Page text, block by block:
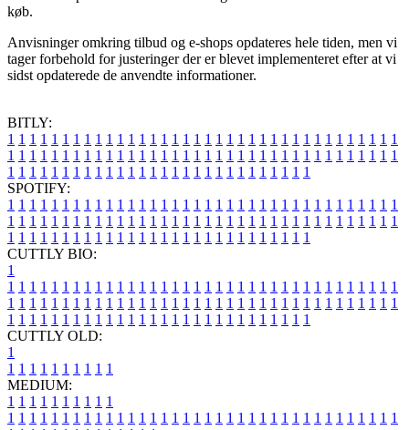
køb.
Anvisninger omkring tilbud og e-shops opdateres hele tiden, men vi
tager forbehold for justeringer der er blevet implementeret efter at vi
sidst opdaterede de anvendte informationer.
BITLY:
1 1 1 1 1 1 1 1 1 1 1 1 1 1 1 1 1 1 1 1 1 1 1 1 1 1 1 1 1 1 1 1 1 1 1 1
1 1 1 1 1 1 1 1 1 1 1 1 1 1 1 1 1 1 1 1 1 1 1 1 1 1 1 1 1 1 1 1 1 1 1 1
1 1 1 1 1 1 1 1 1 1 1 1 1 1 1 1 1 1 1 1 1 1 1 1 1 1 1 1
SPOTIFY:
1 1 1 1 1 1 1 1 1 1 1 1 1 1 1 1 1 1 1 1 1 1 1 1 1 1 1 1 1 1 1 1 1 1 1 1
1 1 1 1 1 1 1 1 1 1 1 1 1 1 1 1 1 1 1 1 1 1 1 1 1 1 1 1 1 1 1 1 1 1 1 1
1 1 1 1 1 1 1 1 1 1 1 1 1 1 1 1 1 1 1 1 1 1 1 1 1 1 1 1
CUTTLY BIO:
1
1 1 1 1 1 1 1 1 1 1 1 1 1 1 1 1 1 1 1 1 1 1 1 1 1 1 1 1 1 1 1 1 1 1 1 1
1 1 1 1 1 1 1 1 1 1 1 1 1 1 1 1 1 1 1 1 1 1 1 1 1 1 1 1 1 1 1 1 1 1 1 1
1 1 1 1 1 1 1 1 1 1 1 1 1 1 1 1 1 1 1 1 1 1 1 1 1 1 1 1
CUTTLY OLD:
1
1 1 1 1 1 1 1 1 1 1
MEDIUM:
1 1 1 1 1 1 1 1 1 1
1 1 1 1 1 1 1 1 1 1 1 1 1 1 1 1 1 1 1 1 1 1 1 1 1 1 1 1 1 1 1 1 1 1 1 1